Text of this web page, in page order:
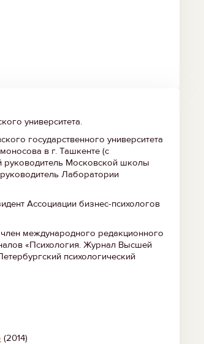
университета.
государственного университета
в г. Ташкенте (с
Московской школы
Лаборатории
Ассоциации бизнес-психологов
международного редакционного
«Психология. Журнал Высшей
психологический
(2014)